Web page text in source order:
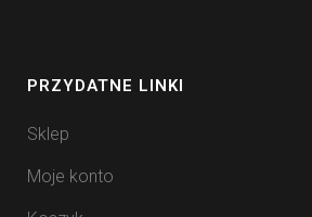
PRZYDATNE LINKI
Sklep
Moje konto